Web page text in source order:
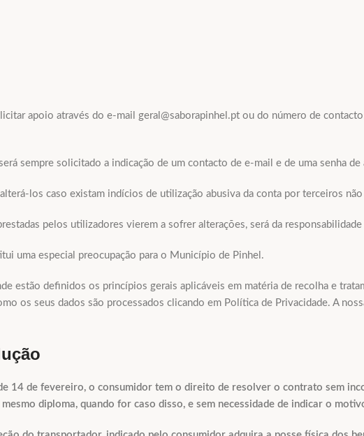
apoio através do e-mail geral@saborapinhel.pt ou do número de
sempre solicitado a indicação de um contacto de e-mail e de uma senha de
los caso existam indícios de utilização abusiva da conta por terceiros
pelos utilizadores vierem a sofrer alterações, será da
uma especial preocupação para o Município de Pinhel.
estão definidos os princípios gerais aplicáveis em matéria de recolha e
os seus dados são processados clicando em Política de Privacidade. A
14 de fevereiro, o consumidor tem o direito de resolver o contrato sem
diploma, quando for caso disso, e sem necessidade de indicar o